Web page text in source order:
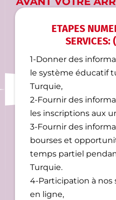
ETAPES
SERVICES:
1-Donner des
le système éducatif
Turquie,
2-Fournir des
les inscriptions aux
3-Fournir des
bourses et
temps partiel
Turquie.
4-Participation à nos
en ligne,